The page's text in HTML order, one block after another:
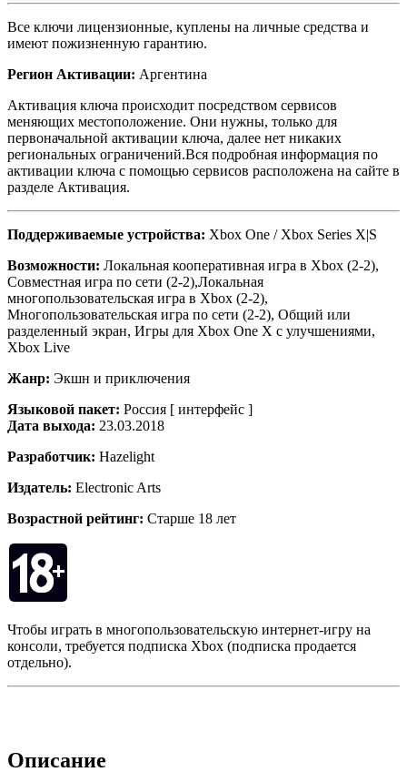
Все ключи лицензионные, куплены на личные средства и
имеют пожизненную гарантию.
Регион Активации: Аргентина
Активация ключа происходит посредством сервисов
меняющих местоположение. Они нужны, только для
первоначальной активации ключа, далее нет никаких
региональных ограничений.Вся подробная информация по
активации ключа с помощью сервисов расположена на сайте в
разделе Активация.
Поддерживаемые устройства: Xbox One / Xbox Series X|S
Возможности: Локальная кооперативная игра в Xbox (2-2),
Совместная игра по сети (2-2),Локальная
многопользовательская игра в Xbox (2-2),
Многопользовательская игра по сети (2-2), Общий или
разделенный экран, Игры для Xbox One X с улучшениями,
Xbox Live
Жанр: Экшн и приключения
Языковой пакет: Россия [ интерфейс ]
Дата выхода: 23.03.2018
Разработчик: Hazelight
Издатель: Electronic Arts
Возрастной рейтинг: Старше 18 лет
Чтобы играть в многопользовательскую интернет-игру на
консоли, требуется подписка Xbox (подписка продается
отдельно).
Описание